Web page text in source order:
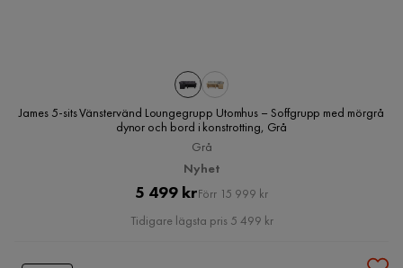
James 5-sits Vänstervänd Loungegrupp Utomhus – Soffgrupp med mörgrå
dynor och bord i konstrotting, Grå
Grå
Nyhet
Pris
5 499 krOriginal
Pris
Förr 15 999 kr
Tidigare lägsta pris 5 499 kr